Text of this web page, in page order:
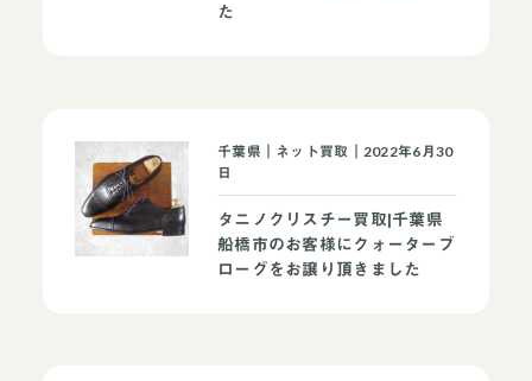
た
千葉県｜ネット買取｜2022年6月30
日
タニノクリスチー買取|千葉県
船橋市のお客様にクォーターブ
ローグをお譲り頂きました